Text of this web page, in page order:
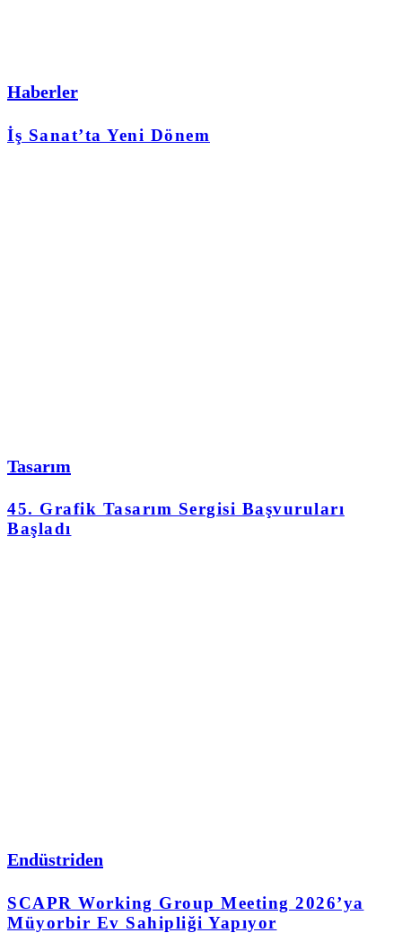
Haberler
İş Sanat’ta Yeni Dönem
Tasarım
45. Grafik Tasarım Sergisi Başvuruları
Başladı
Endüstriden
SCAPR Working Group Meeting 2026’ya
Müyorbir Ev Sahipliği Yapıyor